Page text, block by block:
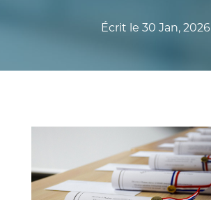
Écrit le 30 Jan, 2026